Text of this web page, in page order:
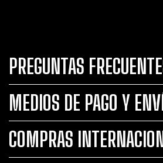
PREGUNTAS
MEDIOS DE PAGO Y
COMPRAS